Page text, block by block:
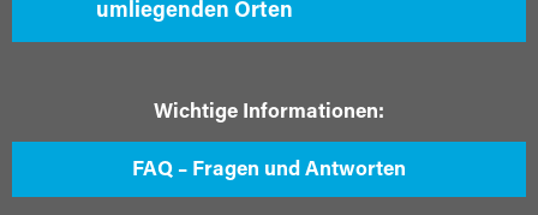
umliegenden Orten
Wichtige Informationen:
FAQ – Fragen und Antworten